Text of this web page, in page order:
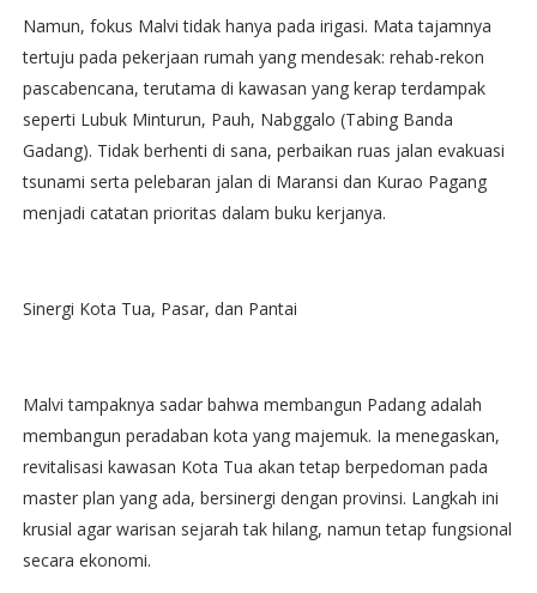
Namun, fokus Malvi tidak hanya pada irigasi. Mata tajamnya
tertuju pada pekerjaan rumah yang mendesak: rehab-rekon
pascabencana, terutama di kawasan yang kerap terdampak
seperti Lubuk Minturun, Pauh, Nabggalo (Tabing Banda
Gadang). Tidak berhenti di sana, perbaikan ruas jalan evakuasi
tsunami serta pelebaran jalan di Maransi dan Kurao Pagang
menjadi catatan prioritas dalam buku kerjanya.
Sinergi Kota Tua, Pasar, dan Pantai
Malvi tampaknya sadar bahwa membangun Padang adalah
membangun peradaban kota yang majemuk. Ia menegaskan,
revitalisasi kawasan Kota Tua akan tetap berpedoman pada
master plan yang ada, bersinergi dengan provinsi. Langkah ini
krusial agar warisan sejarah tak hilang, namun tetap fungsional
secara ekonomi.